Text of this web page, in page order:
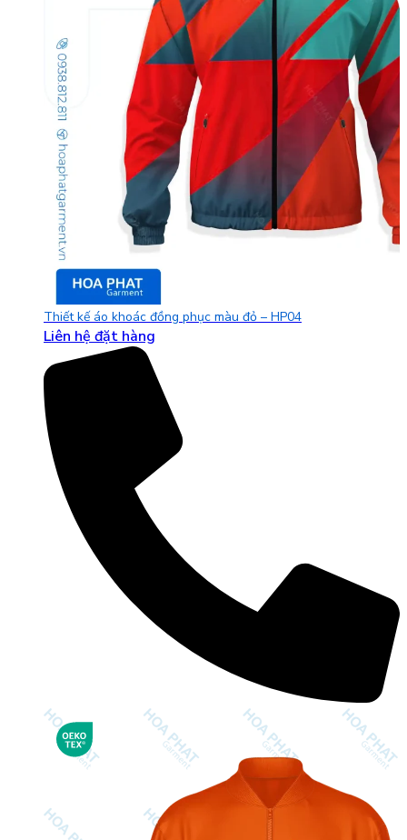
Thiết kế áo khoác đồng phục màu đỏ – HP04
Liên hệ đặt hàng